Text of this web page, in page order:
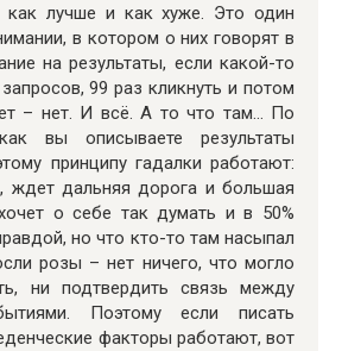
как лучше и как хуже. Это один
в котором о них говорят в
на результаты, если какой-то
99 раз кликнуть и потом
– нет. И всё. А то что там… По
вы описываете результаты
принципу гадалки работают:
ждет дальняя дорога и большая
о себе так думать и в 50%
но что кто-то там насыпал
розы – нет ничего, что могло
ни подтвердить связь между
Поэтому если писать
факторы работают, вот